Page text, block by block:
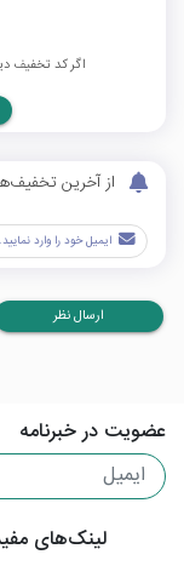
اگر کد تخفیف
از آخرین
ارسال نظر
عضویت در خبرنامه
لینک‌های